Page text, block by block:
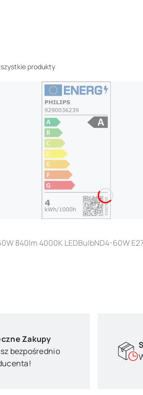
produkty
840lm 4000K LEDBulbND4-60W
Zakupy
bezpośrednio